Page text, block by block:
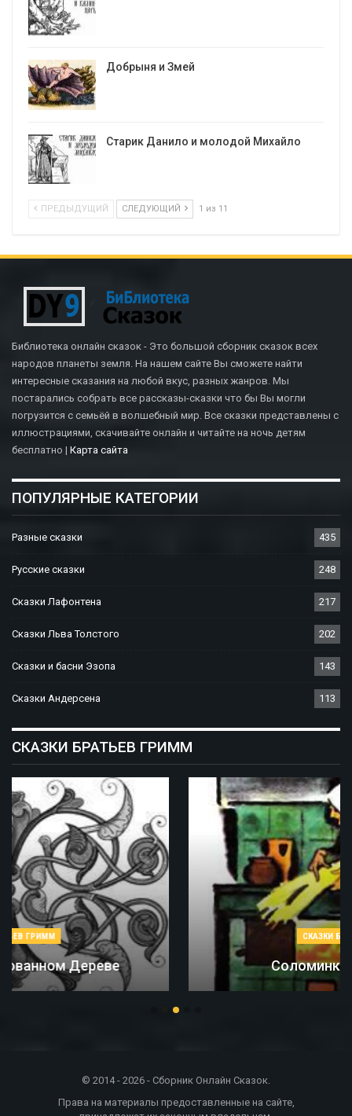
Добрыня и Змей
Старик Данило и молодой Михайло
ПРЕДЫДУЩИЙ СЛЕДУЮЩИЙ 1 из 11
Библиотека онлайн сказок - Это большой сборник сказок всех
народов планеты земля. На нашем сайте Вы сможете найти
интересные сказания на любой вкус, разных жанров. Мы
постарались собрать все рассказы-сказки что бы Вы могли
погрузится с семьёй в волшебный мир. Все сказки представлены с
иллюстрациями, скачивайте онлайн и читайте на ночь детям
бесплатно | Карта сайта
ПОПУЛЯРНЫЕ КАТЕГОРИИ
Разные сказки 435
Русские сказки 248
Сказки Лафонтена 217
Сказки Льва Толстого 202
Сказки и басни Эзопа 143
Сказки Андерсена 113
СКАЗКИ БРАТЬЕВ ГРИММ
СКАЗКИ БРАТЬЕВ ГРИММ
Соломинка, Уголь И Боб
© 2014 - 2026 - Сборник Онлайн Сказок.
Права на материалы предоставленные на сайте,